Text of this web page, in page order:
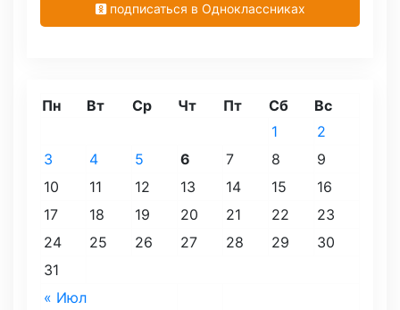
подписаться в Одноклассниках
Пн Вт Ср Чт Пт Сб Вс
« Июл
1
2
3
4 5 6 7 8
9
10
11 12 13 14 15
16
17
18 19 20 21 22
23
24
25 26 27 28 29
30
31